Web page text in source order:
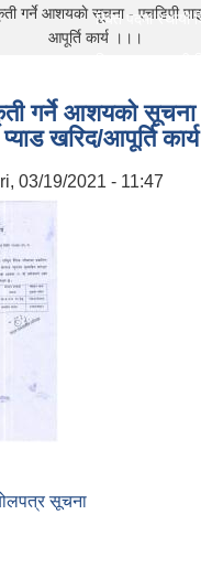
रिक्त पदमा स्थायी
गर्ने आशयकाे सूचना - एचडिपी
आपूर्ति कार्य ।।।
गर्ने आशयकाे सूचना
खरिद/आपूर्ति
03/19/2021 - 11:47
सूचना